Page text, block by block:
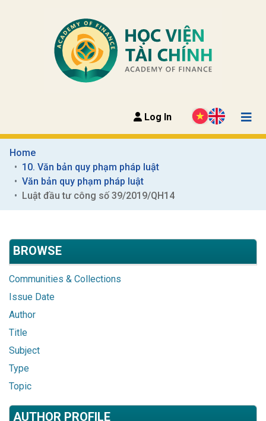
Log In
Home
10. Văn bản quy phạm pháp luật
Văn bản quy phạm pháp luật
Luật đầu tư công số 39/2019/QH14
BROWSE
Communities & Collections
Issue Date
Author
Title
Subject
Type
Topic
AUTHOR PROFILE